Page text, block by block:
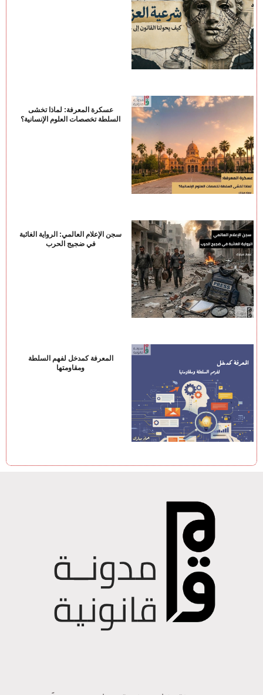
عسكرة المعرفة: لماذا تخشى
السلطة تخصصات العلوم الإنسانية؟
سجن الإعلام العالمي: الرواية الغائبة
في ضجيج الحرب
المعرفة كمدخل لفهم السلطة
ومقاومتها